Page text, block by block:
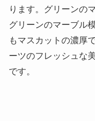
ります。グリーンの
グリーンのマーブル
もマスカットの濃厚
ーツのフレッシュな
です。